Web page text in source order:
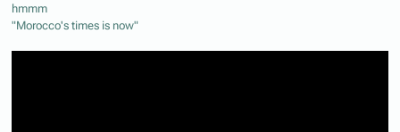
hmmm
"Morocco's times is now"